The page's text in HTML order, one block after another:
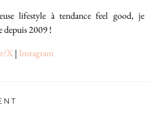
lifestyle à tendance feel good, je
depuis 2009 !
X| Instagram